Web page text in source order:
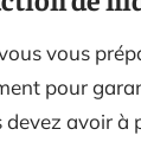
vous
pour
devez avoir à